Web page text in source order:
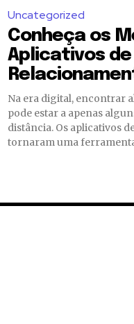
Uncategorized
Conheça os
Aplicativos de
Na era digital, encontrar
pode estar a apenas
distância. Os aplicativos
tornaram uma